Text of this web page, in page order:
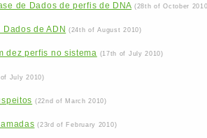
de Dados de perfis de DNA (28th of October
de ADN (24th of August 2010)
dez perfis no sistema (17th of July 2010)
July 2010)
(22nd of March 2010)
(23rd of February 2010)